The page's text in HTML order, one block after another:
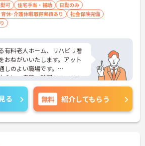
可 住宅手当・補助
日勤のみ
休･介護休暇取得実績あり
社会保険完備
有料老人ホーム、リハビリ看
おねがいいたします。アット
のよい職場です。
心に、病院、訪問リハ、リハ
スを運営している法人です。
対策ポイントなど、詳細を
お気軽にご相談ください。
る 無料 紹介してもらう